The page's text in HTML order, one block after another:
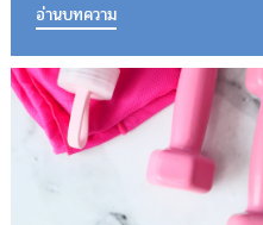
อ่านบทความ